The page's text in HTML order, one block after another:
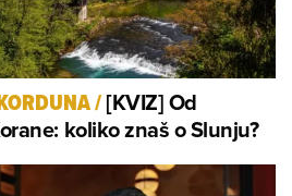
/[KVIZ] Od
koliko znaš o Slunju?